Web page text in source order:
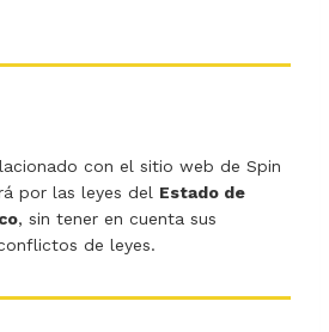
con el sitio web de Spin
por las leyes del Estado de
, sin tener en cuenta sus
de leyes.